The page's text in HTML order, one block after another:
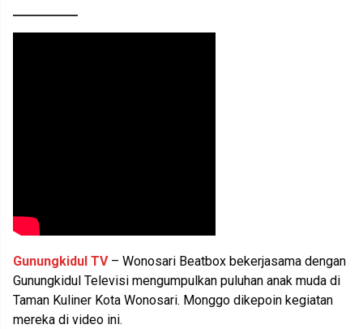
Gunungkidul TV– Wonosari Beatbox bekerjasama dengan
Gunungkidul Televisi mengumpulkan puluhan anak muda di
Taman Kuliner Kota Wonosari. Monggo dikepoin kegiatan
mereka di video ini.